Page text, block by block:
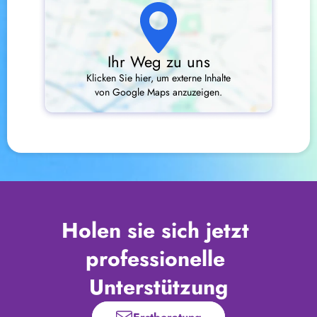
Ihr Weg zu uns
Klicken Sie hier, um externe Inhalte
von Google Maps anzuzeigen.
Holen sie sich jetzt
professionelle
Unterstützung